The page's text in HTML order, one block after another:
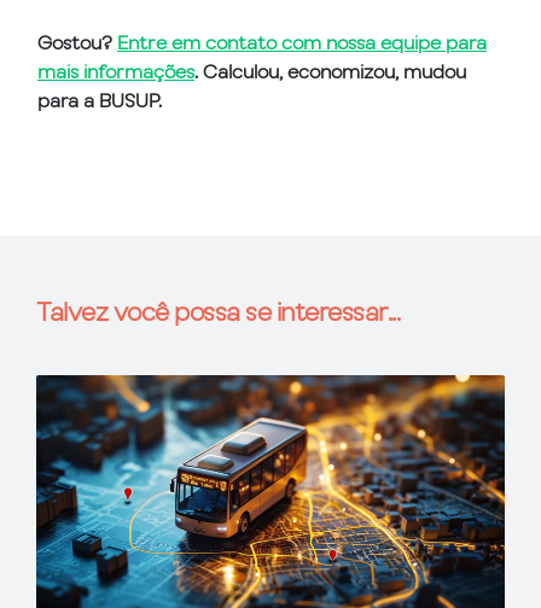
Gostou? Entre em contato com nossa equipe para
mais informações. Calculou, economizou, mudou
para a BUSUP.
Talvez você possa se interessar...